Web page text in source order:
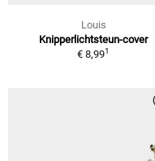
Louis
Knipperlichtsteun-cover
€ 8,991